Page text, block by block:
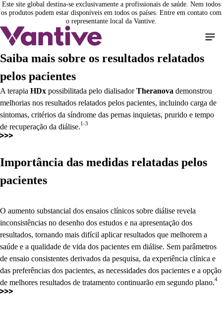
Pular
para
o
conteúdo
principal
Este site global destina-se exclusivamente a profissionais de saúde. Nem todos
os produtos podem estar disponíveis em todos os países. Entre em contato com
o representante local da Vantive.
Saiba mais sobre os resultados relatados
pelos pacientes
A terapia HDx possibilitada pelo dialisadorTheranova demonstrou
melhorias nos resultados relatados pelos pacientes, incluindo carga de
sintomas, critérios da síndrome das pernas inquietas, prurido e tempo
de recuperação da diálise.1-3
Importância das medidas relatadas pelos
pacientes
O aumento substancial dos ensaios clínicos sobre diálise revela
inconsistências no desenho dos estudos e na apresentação dos
resultados, tornando mais difícil aplicar resultados que melhorem a
saúde e a qualidade de vida dos pacientes em diálise. Sem parâmetros
de ensaio consistentes derivados da pesquisa, da experiência clínica e
das preferências dos pacientes, as necessidades dos pacientes e a opção
de melhores resultados de tratamento continuarão em segundo plano.4